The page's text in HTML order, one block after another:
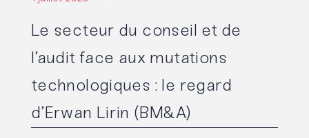
Le secteur du conseil et de
l’audit face aux mutations
technologiques : le regard
d’Erwan Lirin (BM&A)